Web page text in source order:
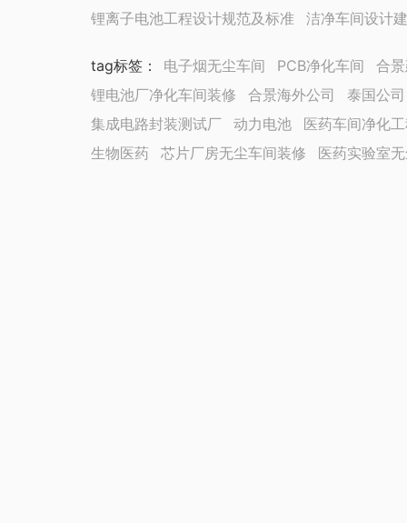
锂离子电池工程设计规范及标准 洁净车间设计
tag标签 ： 电子烟无尘车间 PCB净化车间
合
锂电池厂净化车间装修
合景海外公司
泰国公司
集成电路封装测试厂
动力电池
医药车间净化
生物医药
芯片厂房无尘车间装修 医药实验室